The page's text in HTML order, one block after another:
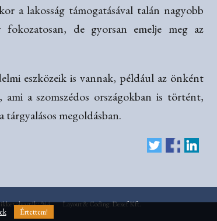
a lakosság támogatásával talán nagyobb
de gyorsan emelje meg az
eszközeik is vannak, például az önként
a szomszédos országokban is történt,
megoldásban.
olvasták: 944 Layout & Coding: Dexef Kft.